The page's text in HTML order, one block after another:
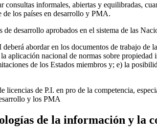
informales, abiertas y equilibradas,
de los países en desarrollo y PMA.
desarrollo aprobados en el sistema de las
abordar en los documentos de trabajo
aplicación nacional de normas sobre
de los Estados miembros y; e) la
licencias de P.I. en pro de la competencia,
y los PMA
de la información y la